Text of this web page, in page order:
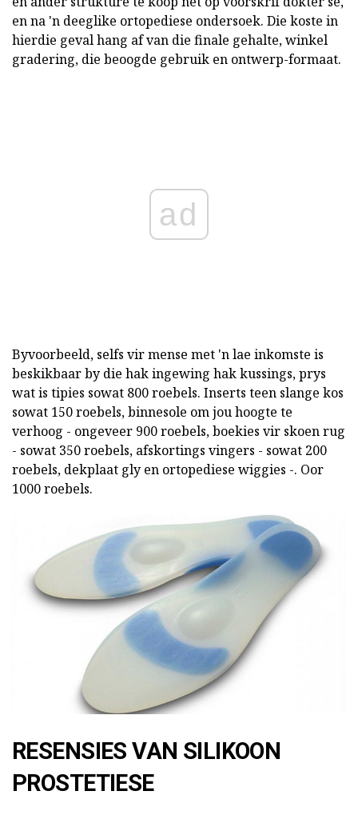
en na 'n deeglike ortopediese ondersoek. Die koste in
hierdie geval hang af van die finale gehalte, winkel
gradering, die beoogde gebruik en ontwerp-formaat.
ad
Byvoorbeeld, selfs vir mense met 'n lae inkomste is
beskikbaar by die hak ingewing hak kussings, prys
wat is tipies sowat 800 roebels. Inserts teen slange kos
sowat 150 roebels, binnesole om jou hoogte te
verhoog - ongeveer 900 roebels, boekies vir skoen rug
- sowat 350 roebels, afskortings vingers - sowat 200
roebels, dekplaat gly en ortopediese wiggies -. Oor
1000 roebels.
RESENSIES VAN SILIKOON
PROSTETIESE